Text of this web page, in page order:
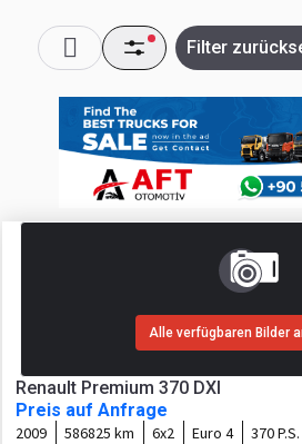
Filter
Alle verfügbaren Bilder
Renault Premium 370 DXI
Preis auf Anfrage
2009 586825 km 6x2 Euro 4
370 P.S.